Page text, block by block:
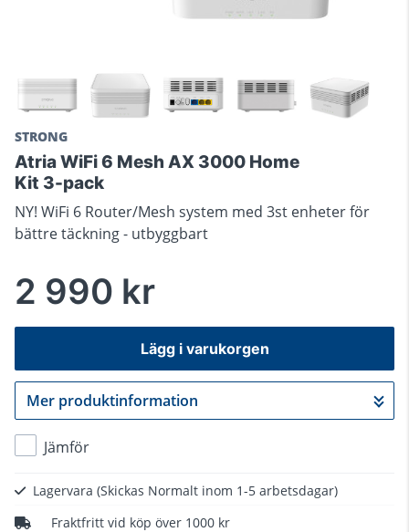
STRONG
Atria WiFi 6 Mesh AX 3000 Home
Kit 3-pack
NY! WiFi 6 Router/Mesh system med 3st enheter för
bättre täckning - utbyggbart
2 990 kr
Lägg i varukorgen
Gå till kassan
Mer produktinformation
Jämför
Lagervara (Skickas Normalt inom 1-5 arbetsdagar)
Fraktfritt vid köp över 1000 kr